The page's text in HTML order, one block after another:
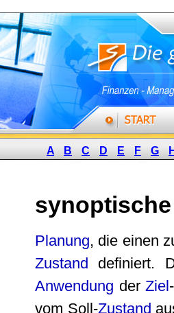
A B C D E F G
Planung, die einen
Zustand definiert.
Anwendung der Ziel-
vom Soll-Zustand